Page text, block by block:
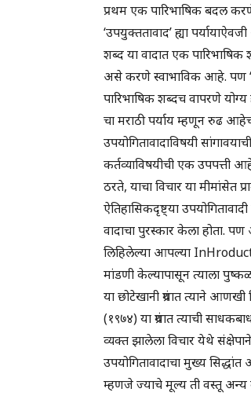
प्रथम एक पारिभाषिक बदल
‘उपयुक्ततावाद’ ह्या
शब्द या वादात एक
असे करणे स्वाभाविक आहे. पण
पारिभाषिक शब्दच वापरणे योग्य
चा मराठी पर्याय म्हणून रुढ
उपयोगितावादाविषयी
कर्तव्याविषयीची एक उपपत्ती
ठरते, याचा विचार या मीमांसेत
ऐतिहासिकदृष्ट्या
वादाचा पुरस्कार केला होता.
लिहिलेल्या आपल्या
मांडणी केल्यापासून त्याला
या छोटेखानी ग्रंथात त्याने
(१९७४) या ग्रंथात त्याची
व्यक्त झालेला विचार येथे
उपयोगितावादाचा मुख्य
म्हणजे ज्याचे मूल्य ती वस्तू